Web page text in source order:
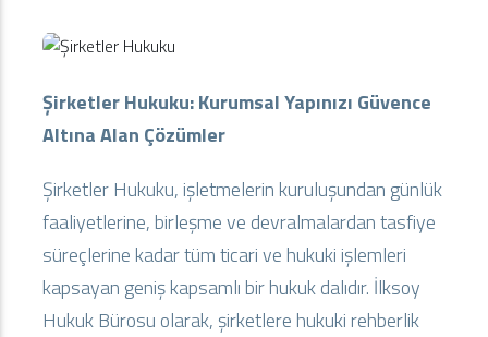
Şirketler Hukuku: Kurumsal Yapınızı Güvence
Altına Alan Çözümler
Şirketler Hukuku, işletmelerin kuruluşundan günlük
faaliyetlerine, birleşme ve devralmalardan tasfiye
süreçlerine kadar tüm ticari ve hukuki işlemleri
kapsayan geniş kapsamlı bir hukuk dalıdır. İlksoy
Hukuk Bürosu olarak, şirketlere hukuki rehberlik